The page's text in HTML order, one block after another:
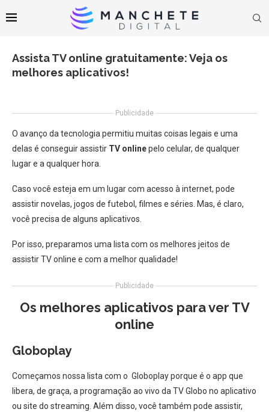
Assista TV online gratuitamente: Veja os
melhores aplicativos!
Publicidade
O avanço da tecnologia permitiu muitas coisas legais e uma
delas é conseguir assistir TV onlinepelo celular, de qualquer
lugar e a qualquer hora.
Caso você esteja em um lugar com acesso à internet, pode
assistir novelas, jogos de futebol, filmes e séries. Mas, é claro,
você precisa de alguns aplicativos.
Por isso, preparamos uma lista com os melhores jeitos de
assistir TV online e com a melhor qualidade!
Publicidade
Os melhores aplicativos para ver TV
online
Globoplay
Começamos nossa lista com o Globoplay porque é o app que
libera, de graça, a programação ao vivo da TV Globo no aplicativo
ou site do streaming. Além disso, você também pode assistir,